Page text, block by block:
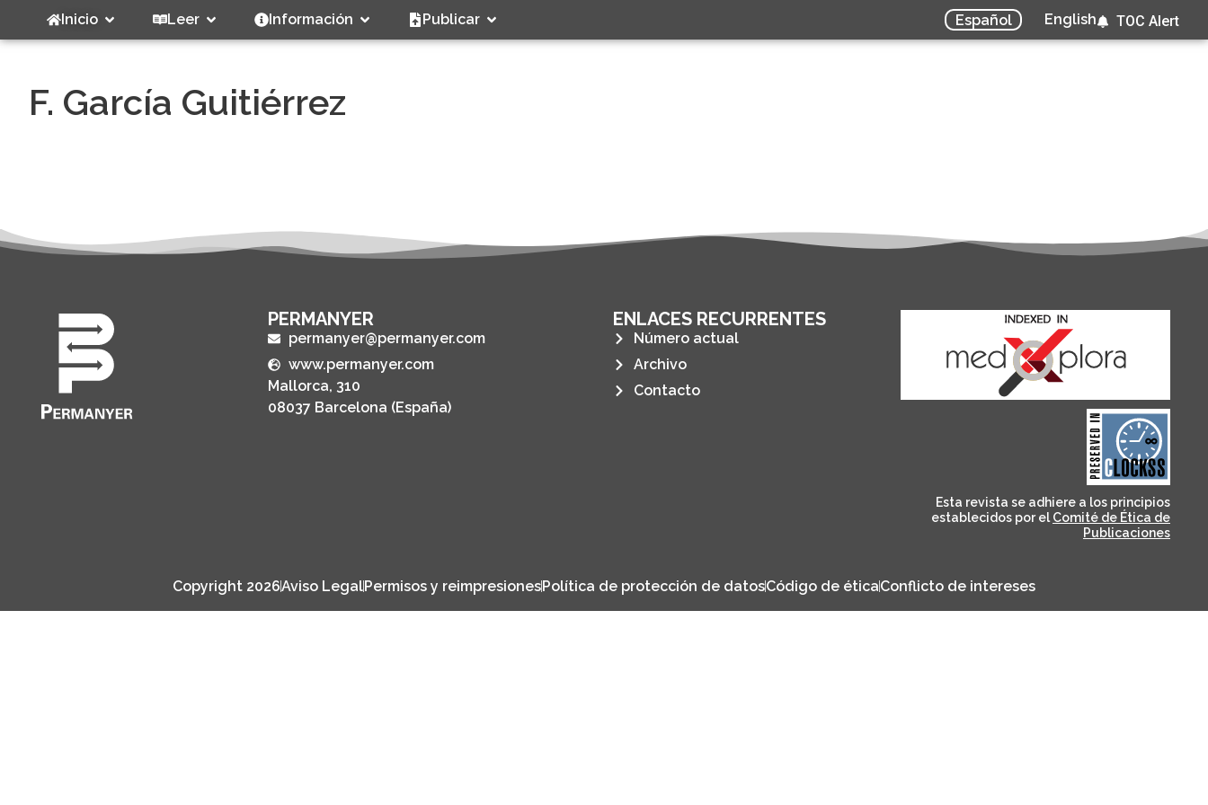
Inicio Leer Información Publicar Español English TOC Alert
F. García Guitiérrez
PERMANYER
permanyer@permanyer.com
www.permanyer.com
Mallorca, 310
08037 Barcelona (España)
ENLACES RECURRENTES
Número actual
Archivo
Contacto
CLOCKSS is a dak archive
that ensures the long-
term survival of web-
based scholary
publications, governed by
and for its stakeholders.
Esta revista se adhiere a los principios
establecidos por el Comité de Ética de
Publicaciones
Copyright 2026Aviso LegalPermisos y reimpresionesPolítica de protección de datosCódigo de éticaConflicto de intereses